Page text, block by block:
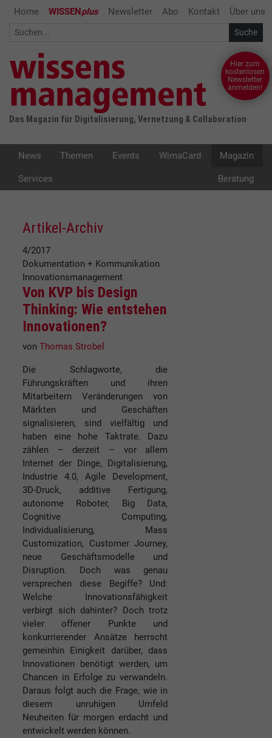
Home WISSENplus Newsletter Abo Kontakt Über uns
Das Magazin für Digitalisierung, Vernetzung & Collaboration
Hier zum
kostenlosen
Newsletter
anmelden!
News Themen Events WimaCard Magazin
Services Beratung
Artikel-Archiv
4/2017
Dokumentation + Kommunikation
Innovationsmanagement
Von KVP bis Design
Thinking: Wie entstehen
Innovationen?
von Thomas Strobel
Die Schlagworte, die
Führungskräften und ihren
Mitarbeitern Veränderungen von
Märkten und Geschäften
signalisieren, sind vielfältig und
haben eine hohe Taktrate. Dazu
zählen – derzeit – vor allem
Internet der Dinge, Digitalisierung,
Industrie 4.0, Agile Development,
3D-Druck, additive Fertigung,
autonome Roboter, Big Data,
Cognitive Computing,
Individualisierung, Mass
Customization, Customer Journey,
neue Geschäftsmodelle und
Disruption. Doch was genau
versprechen diese Begiffe? Und:
Welche Innovationsfähigkeit
verbirgt sich dahinter? Doch trotz
vieler offener Punkte und
konkurrierender Ansätze herrscht
gemeinhin Einigkeit darüber, dass
Innovationen benötigt werden, um
Chancen in Erfolge zu verwandeln.
Daraus folgt auch die Frage, wie in
diesem unruhigen Umfeld
Neuheiten für morgen erdacht und
entwickelt werden können.